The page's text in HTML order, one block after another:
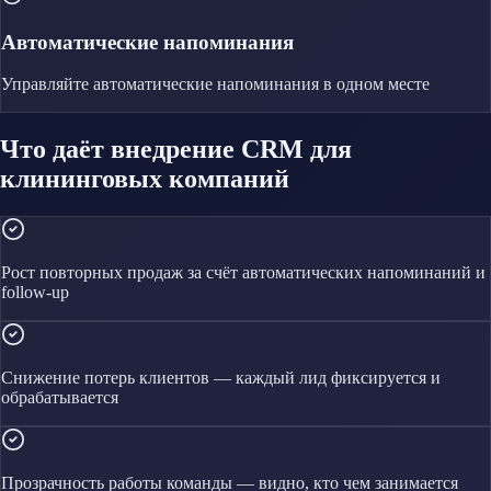
Автоматические напоминания
Управляйте автоматические напоминания в одном месте
Что даёт внедрение CRM для
клининговых компаний
Рост повторных продаж за счёт автоматических напоминаний и
follow-up
Снижение потерь клиентов — каждый лид фиксируется и
обрабатывается
Прозрачность работы команды — видно, кто чем занимается